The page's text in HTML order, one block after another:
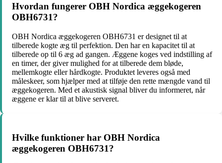
Hvordan fungerer OBH Nordica æggekogeren
OBH6731?
OBH Nordica æggekogeren OBH6731 er designet til at
tilberede kogte æg til perfektion. Den har en kapacitet til at
tilberede op til 6 æg ad gangen. Æggene koges ved indstilling af
en timer, der giver mulighed for at tilberede dem bløde,
mellemkogte eller hårdkogte. Produktet leveres også med
måleskeer, som hjælper med at tilføje den rette mængde vand til
æggekogeren. Med et akustisk signal bliver du informeret, når
æggene er klar til at blive serveret.
Hvilke funktioner har OBH Nordica
æggekogeren OBH6731?